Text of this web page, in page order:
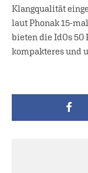
Klangqualität
laut Phonak 15-
bieten die IdOs 50
kompakteres und